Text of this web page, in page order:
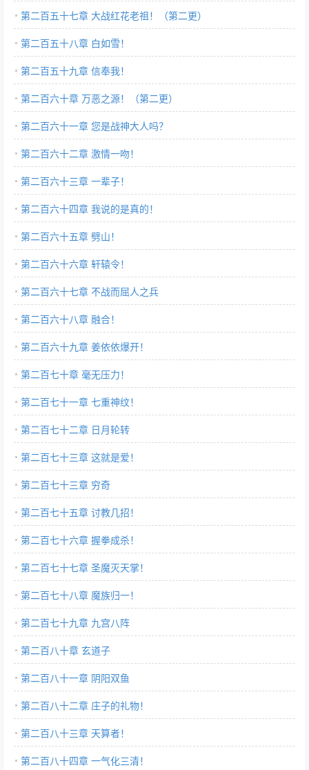
第二百五十七章 大战红花老祖！（第二更）
第二百五十八章 白如雪！
第二百五十九章 信奉我！
第二百六十章 万恶之源！（第二更）
第二百六十一章 您是战神大人吗？
第二百六十二章 激情一吻！
第二百六十三章 一辈子！
第二百六十四章 我说的是真的！
第二百六十五章 劈山！
第二百六十六章 轩辕令！
第二百六十七章 不战而屈人之兵
第二百六十八章 融合！
第二百六十九章 姜依依爆开！
第二百七十章 毫无压力！
第二百七十一章 七重神纹！
第二百七十二章 日月轮转
第二百七十三章 这就是爱！
第二百七十三章 穷奇
第二百七十五章 讨教几招！
第二百七十六章 握拳成杀！
第二百七十七章 圣魔灭天掌！
第二百七十八章 魔族归一！
第二百七十九章 九宫八阵
第二百八十章 玄道子
第二百八十一章 阴阳双鱼
第二百八十二章 庄子的礼物！
第二百八十三章 天算者！
第二百八十四章 一气化三清！